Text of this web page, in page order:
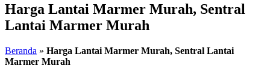
Harga Lantai Marmer Murah, Sentral
Lantai Marmer Murah
Beranda » Harga Lantai Marmer Murah, Sentral Lantai
Marmer Murah